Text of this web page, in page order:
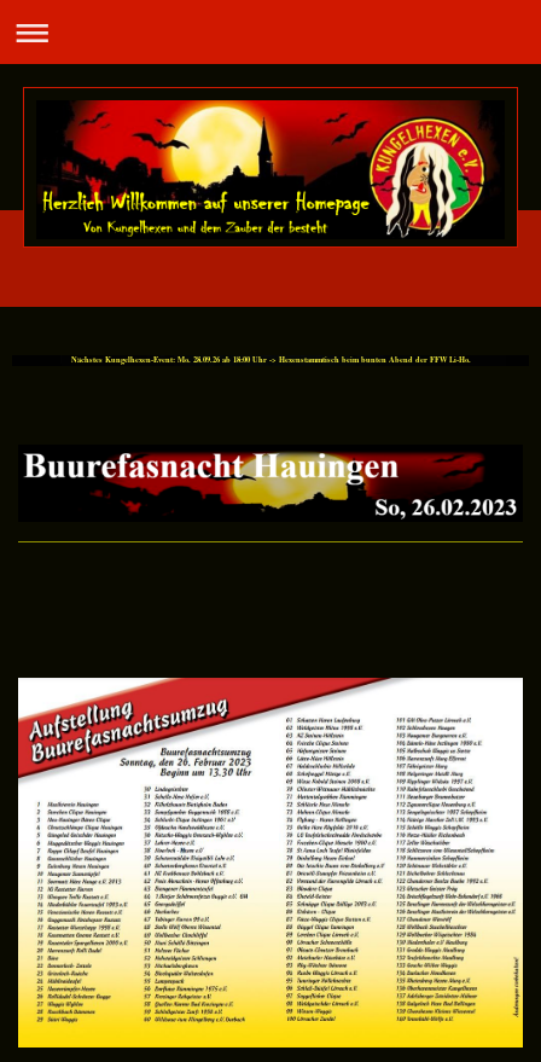
Nächstes Kungelhexen-Event: Mo. 28.09.26 ab 18:00 Uhr -> Hexenstammtisch beim bunten Abend der FFW Li-Ho.